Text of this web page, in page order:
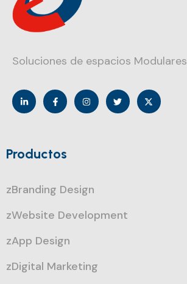
Soluciones de espacios Modulares
Productos
zBranding Design
zWebsite Development
zApp Design
zDigital Marketing